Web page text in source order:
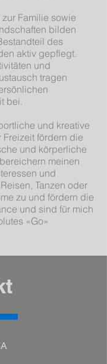
Familie sowie
bilden
des
aktiv gepflegt.
und
tragen
bei.
und kreative
Freizeit fördern die
und körperliche
meinen
und
Tanzen oder
zu und fördern die
und sind für mich
«Go»